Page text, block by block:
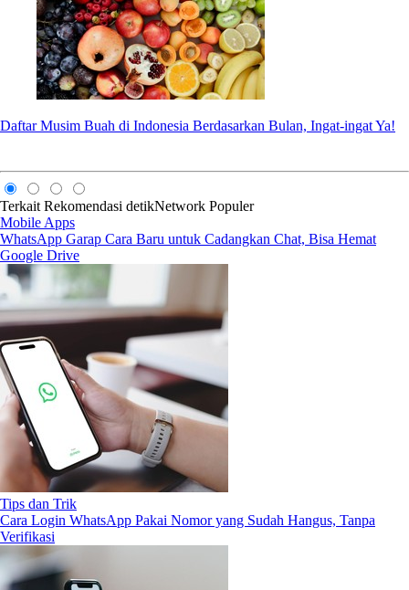
Daftar Musim Buah di Indonesia Berdasarkan Bulan, Ingat-ingat Ya!
Terkait Rekomendasi detikNetwork Populer
Mobile Apps
WhatsApp Garap Cara Baru untuk Cadangkan Chat, Bisa Hemat
Google Drive
Tips dan Trik
Cara Login WhatsApp Pakai Nomor yang Sudah Hangus, Tanpa
Verifikasi